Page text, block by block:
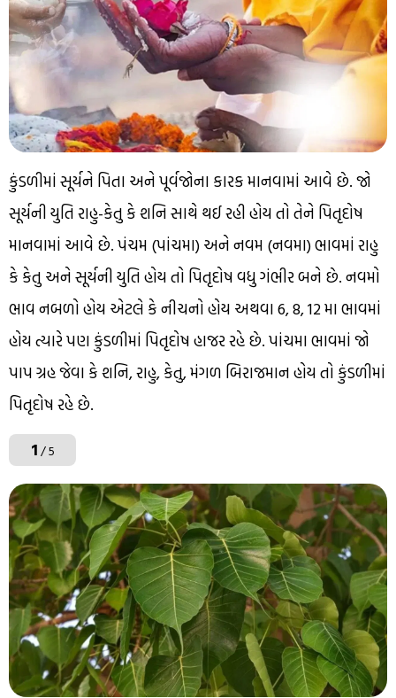
કુંડળીમાં સૂર્યને પિતા અને પૂર્વજોના કારક માનવામાં આવે છે. જો
સૂર્યની યુતિ રાહુ-કેતુ કે શનિ સાથે થઈ રહી હોય તો તેને પિતૃદોષ
માનવામાં આવે છે. પંચમ (પાંચમા) અને નવમ (નવમા) ભાવમાં રાહુ
કે કેતુ અને સૂર્યની યુતિ હોય તો પિતૃદોષ વધુ ગંભીર બને છે. નવમો
ભાવ નબળો હોય એટલે કે નીચનો હોય અથવા 6, 8, 12 મા ભાવમાં
હોય ત્યારે પણ કુંડળીમાં પિતૃદોષ હાજર રહે છે. પાંચમા ભાવમાં જો
પાપ ગ્રહ જેવા કે શનિ, રાહુ, કેતુ, મંગળ બિરાજમાન હોય તો કુંડળીમાં
પિતૃદોષ રહે છે.
1/ 5